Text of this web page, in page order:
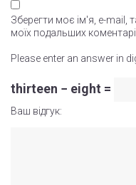
Зберегти моє ім'я, e-mail,
моїх подальших
Please enter an answer in
thirteen − eight =
Ваш відгук: